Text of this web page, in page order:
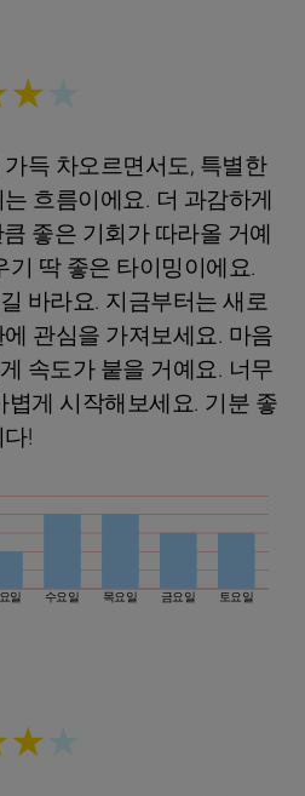
★
일 수요일 목요일 금요일 토요일
득 차오르면서도, 특별한
흐름이에요. 더 과감하게
좋은 기회가 따라올 거예
딱 좋은 타이밍이에요.
바라요. 지금부터는 새로
관심을 가져보세요. 마음
속도가 붙을 거예요. 너무
게 시작해보세요. 기분 좋
!
★